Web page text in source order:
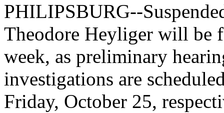
PHILIPSBURG--
Theodore Heyliger will be
week, as preliminary
investigations are
Friday, October 25,